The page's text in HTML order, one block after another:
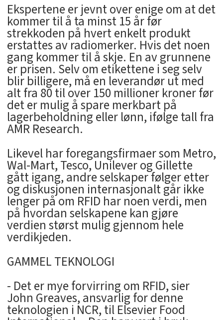
Ekspertene er jevnt over enige om at det
kommer til å ta minst 15 år før
strekkoden på hvert enkelt produkt
erstattes av radiomerker. Hvis det noen
gang kommer til å skje. En av grunnene
er prisen. Selv om etikettene i seg selv
blir billigere, må en leverandør ut med
alt fra 80 til over 150 millioner kroner før
det er mulig å spare merkbart på
lagerbeholdning eller lønn, ifølge tall fra
AMR Research.
Likevel har foregangsfirmaer som Metro,
Wal-Mart, Tesco, Unilever og Gillette
gått igang, andre selskaper følger etter
og diskusjonen internasjonalt går ikke
lenger på om RFID har noen verdi, men
på hvordan selskapene kan gjøre
verdien størst mulig gjennom hele
verdikjeden.
GAMMEL TEKNOLOGI
- Det er mye forvirring om RFID, sier
John Greaves, ansvarlig for denne
teknologien i NCR, til Elsevier Food